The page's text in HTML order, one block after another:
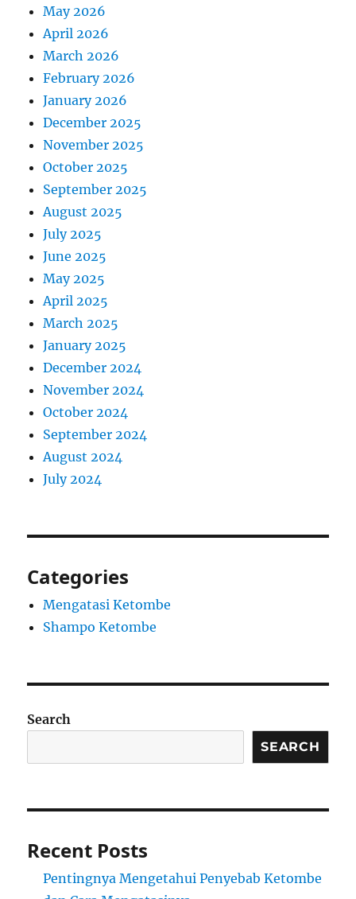
May 2026
April 2026
March 2026
February 2026
January 2026
December 2025
November 2025
October 2025
September 2025
August 2025
July 2025
June 2025
May 2025
April 2025
March 2025
January 2025
December 2024
November 2024
October 2024
September 2024
August 2024
July 2024
Categories
Mengatasi Ketombe
Shampo Ketombe
Search
SEARCH
Recent Posts
Pentingnya Mengetahui Penyebab Ketombe